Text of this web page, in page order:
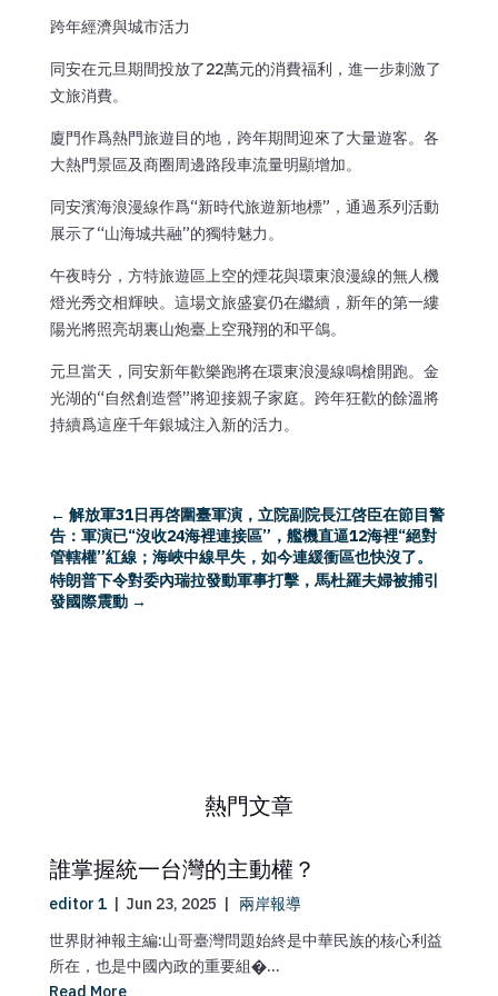
跨年經濟與城市活力
同安在元旦期間投放了22萬元的消費福利，進一步刺激了
文旅消費。
廈門作爲熱門旅遊目的地，跨年期間迎來了大量遊客。各
大熱門景區及商圈周邊路段車流量明顯增加。
同安濱海浪漫線作爲“新時代旅遊新地標”，通過系列活動
展示了“山海城共融”的獨特魅力。
午夜時分，方特旅遊區上空的煙花與環東浪漫線的無人機
燈光秀交相輝映。這場文旅盛宴仍在繼續，新年的第一縷
陽光將照亮胡裏山炮臺上空飛翔的和平鴿。
元旦當天，同安新年歡樂跑將在環東浪漫線鳴槍開跑。金
光湖的“自然創造營”將迎接親子家庭。跨年狂歡的餘溫將
持續爲這座千年銀城注入新的活力。
← 解放軍31日再啓圍臺軍演，立院副院長江啓臣在節目警
告：軍演已“沒收24海裡連接區”，艦機直逼12海裡“絕對
管轄權”紅線；海峽中線早失，如今連緩衝區也快沒了。
特朗普下令對委內瑞拉發動軍事打擊，馬杜羅夫婦被捕引
發國際震動→
熱門文章
誰掌握統一台灣的主動權？
editor 1 | Jun 23, 2025 | 兩岸報導
世界財神報主編:山哥臺灣問題始終是中華民族的核心利益
所在，也是中國內政的重要組�...
Read More